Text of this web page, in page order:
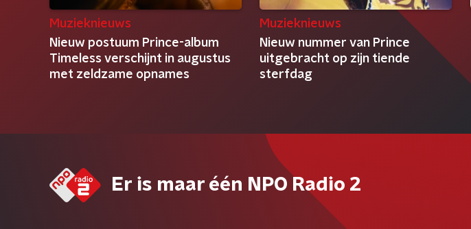
Muzieknieuws
Nieuw postuum Prince-album
Timeless verschijnt in augustus
met zeldzame opnames
Muzieknieuws
Nieuw nummer van Prince
uitgebracht op zijn tiende
sterfdag
Er is maar één NPO Radio 2